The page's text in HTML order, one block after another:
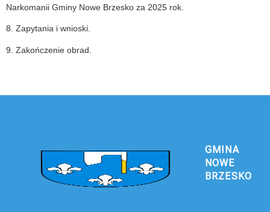
Narkomanii Gminy Nowe Brzesko za 2025 rok.
8. Zapytania i wnioski.
9. Zakończenie obrad.
GMINA
NOWE
BRZESKO